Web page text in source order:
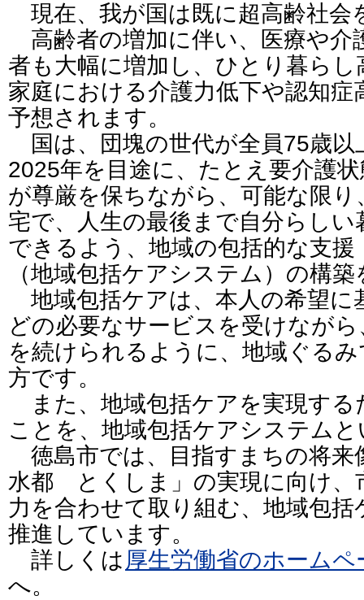
現在、我が国は既に超高齢社会
高齢者の増加に伴い、医療や介
者も大幅に増加し、ひとり暮ら
家庭における介護力低下や認知症
予想されます。
国は、団塊の世代が全員75歳以
2025年を目途に、たとえ要介護
が尊厳を保ちながら、可能な限
宅で、人生の最後まで自分らし
できるよう、地域の包括的な支
（地域包括ケアシステム）の構
地域包括ケアは、本人の希望に
どの必要なサービスを受けなが
を続けられるように、地域ぐる
方です。
また、地域包括ケアを実現する
ことを、地域包括ケアシステム
徳島市では、目指すまちの将来
水都 とくしま」の実現に向け、
力を合わせて取り組む、地域包
推進しています。
詳しくは厚生労働省のホーム
へ。